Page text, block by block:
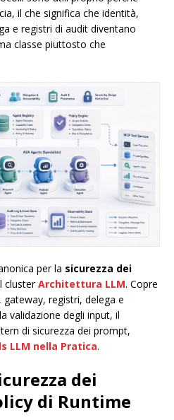
il che significa che identità,
e registri di audit diventano
classe piuttosto che
per la sicurezza dei
clusterArchitettura LLM. Copre
registri, delega e
validazione degli input, il
di sicurezza dei prompt,
LLM nella Pratica.
dei
di Runtime